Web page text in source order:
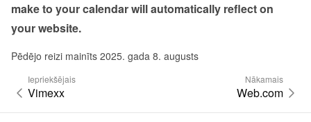
make to your calendar will automatically reflect on
your website.
Pēdējo reizi mainīts 2025. gada 8. augusts
Iepriekšējais
Vimexx
Nākamais
Web.com